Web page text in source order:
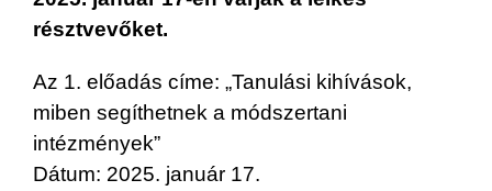
résztvevőket.
Az 1. előadás címe: „Tanulási kihívások,
miben segíthetnek a módszertani
intézmények”
Dátum: 2025. január 17.